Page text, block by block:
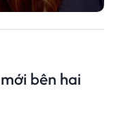
bên hai